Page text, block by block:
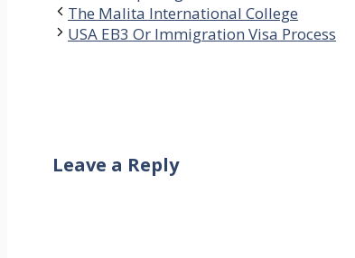
The Malita International College
USA EB3 Or Immigration Visa Process
Leave a Reply